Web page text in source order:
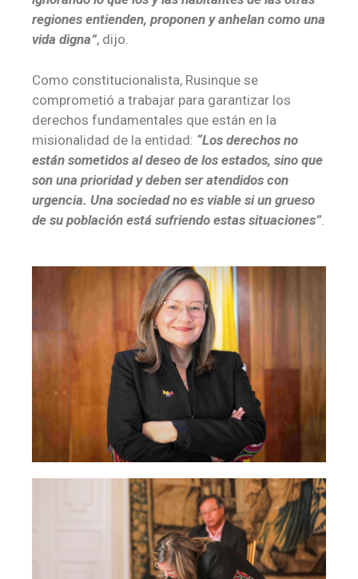
regiones entienden, proponen y anhelan como una
vida digna”, dijo.
Como constitucionalista, Rusinque se
comprometió a trabajar para garantizar los
derechos fundamentales que están en la
misionalidad de la entidad: “Los derechos no
están sometidos al deseo de los estados, sino que
son una prioridad y deben ser atendidos con
urgencia. Una sociedad no es viable si un grueso
de su población está sufriendo estas situaciones”